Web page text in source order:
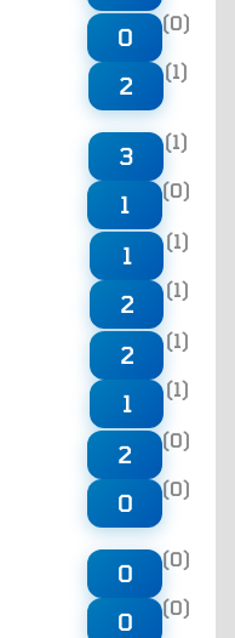
0
(0)
2
(1)
3
(1)
1
(0)
1
(1)
2
(1)
2
(1)
1
(1)
2
(0)
0
(0)
0
(0)
0
(0)